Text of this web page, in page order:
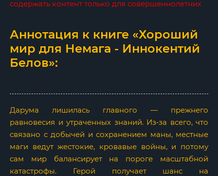
содержать контент только для совершеннолетних
Аннотация к книге «Хороший
мир для Немага - Иннокентий
Белов»:
Дарума лишилась главного — прежнего
равновесия и утраченных знаний. Из‑за всего, что
связано с добычей и сохранением маны, местные
маги ведут жестокие, кровавые войны, и потому
сам мир балансирует на пороге масштабной
катастрофы. Герой получает шанс на